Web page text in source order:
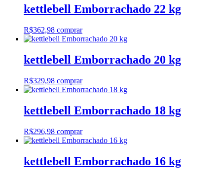
kettlebell Emborrachado 22 kg
R$362,98 comprar
kettlebell Emborrachado 20 kg
R$329,98 comprar
kettlebell Emborrachado 18 kg
R$296,98 comprar
kettlebell Emborrachado 16 kg